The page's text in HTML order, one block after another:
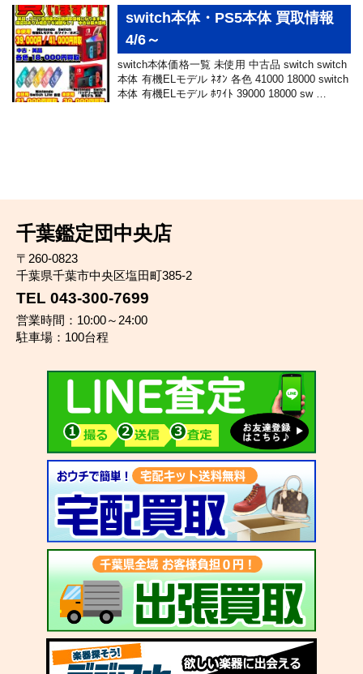
switch本体・PS5本体 買取情報
4/6～
switch本体価格一覧 未使用 中古品 switch switch
本体 有機ELモデル ﾈｵﾝ 各色 41000 18000 switch
本体 有機ELモデル ﾎﾜｲﾄ 39000 18000 sw …
千葉鑑定団中央店
〒260-0823
千葉県千葉市中央区塩田町385-2
TEL 043-300-7699
営業時間：10:00～24:00
駐車場：100台程